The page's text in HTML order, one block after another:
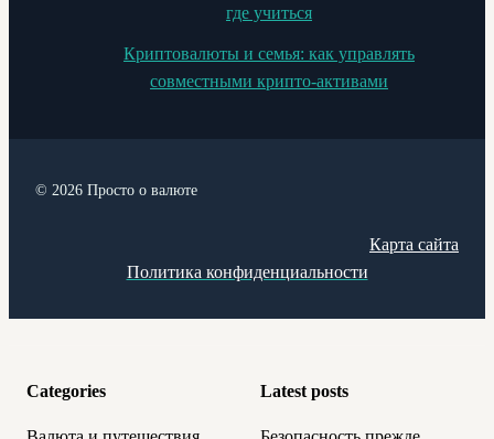
где учиться
Криптовалюты и семья: как управлять
совместными крипто-активами
© 2026 Просто о валюте
Карта сайта
Политика конфиденциальности
Categories Latest posts